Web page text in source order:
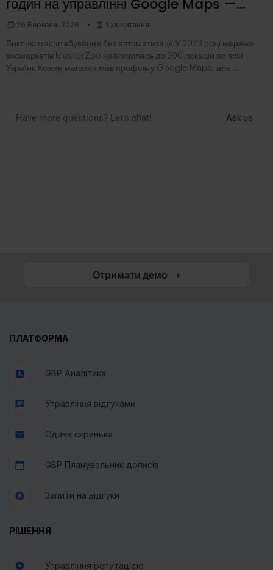
годин на управлінні Google Maps —
кейс Getpin
26 Березня, 2026 1 хв читання
Виклик: масштабування без автоматизації У 2023 році мережа
зоомаркетів MasterZoo наблизилась до 200 локацій по всій
Україні. Кожен магазин мав профіль у Google Maps, але
Have more questions? Let’s chat! Ask us
Отримати демо
ПЛАТФОРМА
GBP Аналітика
Управління відгуками
Єдина скринька
GBP Планувальник дописів
Запити на відгуки
РІШЕННЯ
Управління репутацією